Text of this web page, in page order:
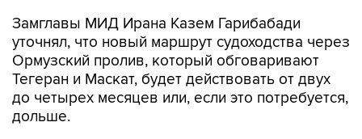
Замглавы МИД Ирана Казем Гарибабади
уточнял, что новый маршрут судоходства через
Ормузский пролив, который обговаривают
Тегеран и Маскат, будет действовать от двух
до четырех месяцев или, если это потребуется,
дольше.